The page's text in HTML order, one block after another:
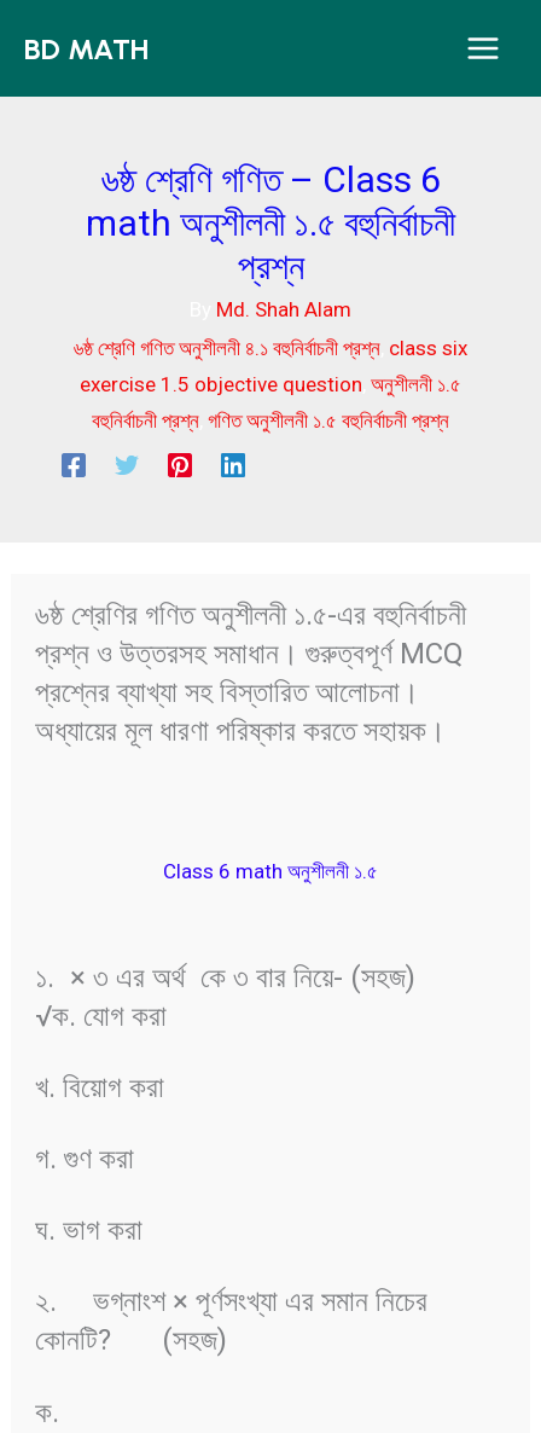
BD MATH
৬ষ্ঠ শ্রেণি গণিত – Class 6
math অনুশীলনী ১.৫ বহুনির্বাচনী
প্রশ্ন
Md. Shah Alam
৬ষ্ঠ শ্রেণি গণিত অনুশীলনী ৪.১ বহুনির্বাচনী প্রশ্ন class six
exercise 1.5 objective question অনুশীলনী ১.৫
বহুনির্বাচনী প্রশ্ন গণিত অনুশীলনী ১.৫ বহুনির্বাচনী প্রশ্ন
৬ষ্ঠ শ্রেণির গণিত অনুশীলনী ১.৫-এর বহুনির্বাচনী
প্রশ্ন ও উত্তরসহ সমাধান। গুরুত্বপূর্ণ MCQ
প্রশ্নের ব্যাখ্যা সহ বিস্তারিত আলোচনা।
অধ্যায়ের মূল ধারণা পরিষ্কার করতে সহায়ক।
Class 6 math অনুশীলনী ১.৫
১. × ৩ এর অর্থ কে ৩ বার নিয়ে- (সহজ)
√ক. যোগ করা
খ. বিয়োগ করা
গ. গুণ করা
ঘ. ভাগ করা
২. ভগ্নাংশ × পূর্ণসংখ্যা এর সমান নিচের
কোনটি? (সহজ)
ক.